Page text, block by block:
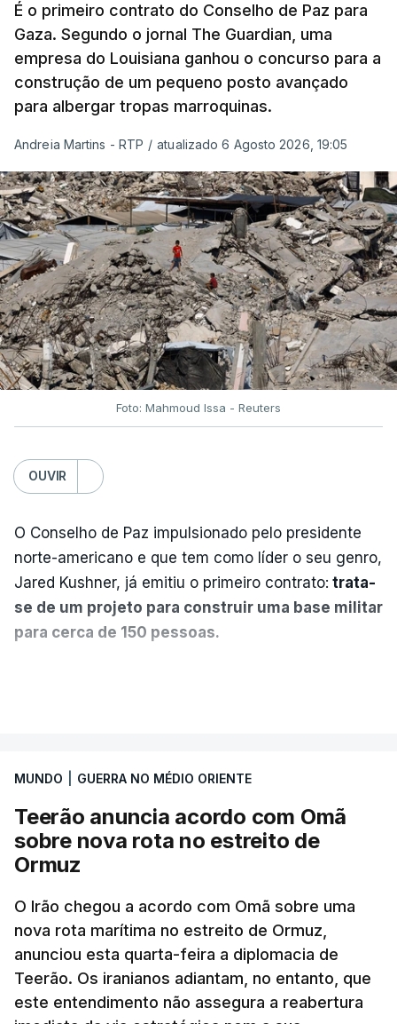
É o primeiro contrato do Conselho de Paz para
Gaza. Segundo o jornal The Guardian, uma
empresa do Louisiana ganhou o concurso para a
construção de um pequeno posto avançado
para albergar tropas marroquinas.
Andreia Martins - RTP / atualizado 6 Agosto 2026, 19:05
Foto: Mahmoud Issa - Reuters
OUVIR
O Conselho de Paz impulsionado pelo presidente
norte-americano e que tem como líder o seu genro,
Jared Kushner, já emitiu o primeiro contrato: trata-
se de um projeto para construir uma base militar
para cerca de 150 pessoas.
que já colaborou com a Administração norte-
americana em projetos no Médio Oriente,
nomeadamente no Iraque.
militar deverá ficar nos 60 por cento de
território de Gaza que Israel controla e a cerca
de 1,5 quilómetros da fronteira com Israel.
Permite, desta forma, uma extração rápida em
caso de ataque.
MUNDO GUERRA NO MÉDIO ORIENTE
Teerão anuncia acordo com Omã
sobre nova rota no estreito de
Ormuz
O Irão chegou a acordo com Omã sobre uma
nova rota marítima no estreito de Ormuz,
anunciou esta quarta-feira a diplomacia de
Teerão. Os iranianos adiantam, no entanto, que
este entendimento não assegura a reabertura